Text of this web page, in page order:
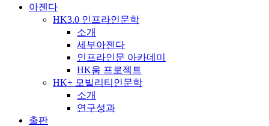
아젠다
HK3.0 인프라인문학
소개
세부아젠다
인프라인문 아카데미
HK움 프로젝트
HK+ 모빌리티인문학
소개
연구성과
출판